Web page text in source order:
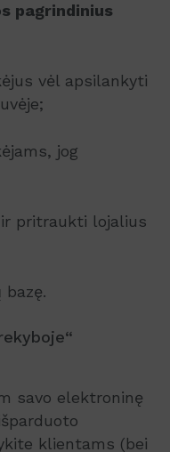
pagrindinius
vėl apsilankyti
jog
pritraukti lojalius
bazę.
savo elektroninę
klientams (bei